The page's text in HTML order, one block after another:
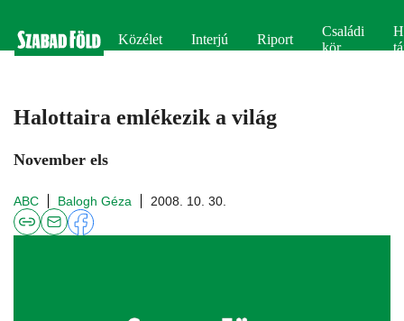
Közélet Interjú Riport
Családi
kör
Halottaira emlékezik a világ
November els
ABC Balogh Géza 2008. 10. 30.